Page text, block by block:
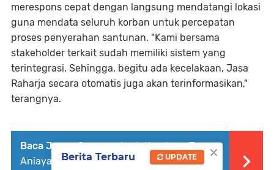
merespons cepat dengan langsung mendatangi lokasi
guna mendata seluruh korban untuk percepatan
proses penyerahan santunan. "Kami bersama
stakeholder terkait sudah memiliki sistem yang
terintegrasi. Sehingga, begitu ada kecelakaan, Jasa
Raharja secara otomatis juga akan terinformasikan,"
terangnya.
Baca Juga : Seorang Ayah Kandung Tega
Aniaya Anak Kandung Sehingga Korban ×
Berita Terbaru UPDATE